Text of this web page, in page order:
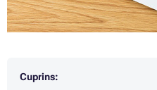
Cuprins: